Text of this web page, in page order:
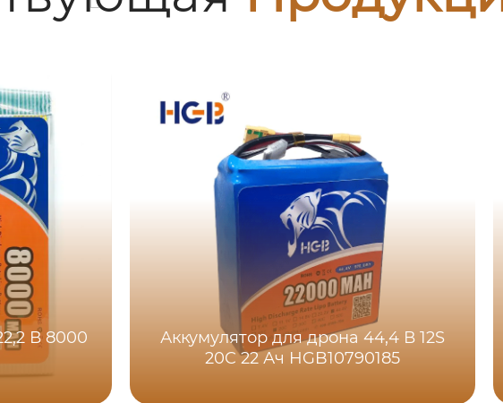
В 8000
Аккумулятор для дрона 44,4 В 12S
20C 22 Ач HGB10790185